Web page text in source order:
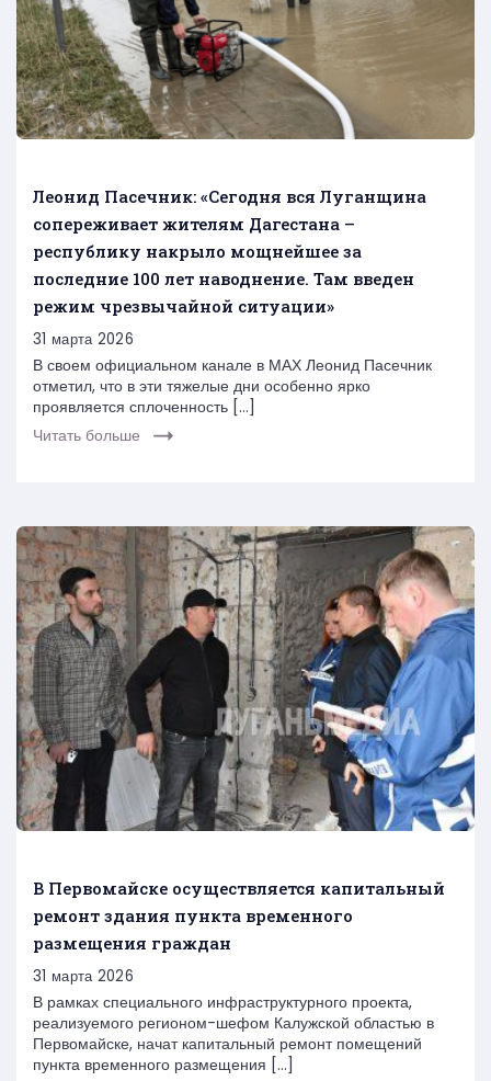
Леонид Пасечник: «Сегодня вся Луганщина
сопереживает жителям Дагестана –
республику накрыло мощнейшее за
последние 100 лет наводнение. Там введен
режим чрезвычайной ситуации»
31 марта 2026
В своем официальном канале в МАХ Леонид Пасечник
отметил, что в эти тяжелые дни особенно ярко
проявляется сплоченность […]
Читать больше
В Первомайске осуществляется капитальный
ремонт здания пункта временного
размещения граждан
31 марта 2026
В рамках специального инфраструктурного проекта,
реализуемого регионом-шефом Калужской областью в
Первомайске, начат капитальный ремонт помещений
пункта временного размещения […]